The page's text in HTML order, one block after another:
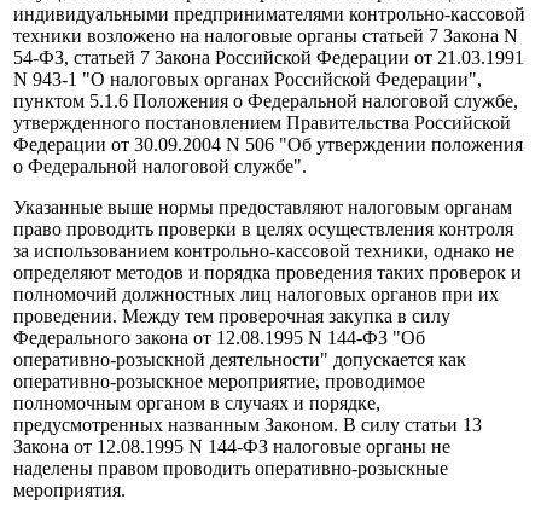
индивидуальными предпринимателями контрольно-кассовой
техники возложено на налоговые органы статьей 7 Закона N
54-ФЗ, статьей 7 Закона Российской Федерации от 21.03.1991
N 943-1 "О налоговых органах Российской Федерации",
пунктом 5.1.6 Положения о Федеральной налоговой службе,
утвержденного постановлением Правительства Российской
Федерации от 30.09.2004 N 506 "Об утверждении положения
о Федеральной налоговой службе".
Указанные выше нормы предоставляют налоговым органам
право проводить проверки в целях осуществления контроля
за использованием контрольно-кассовой техники, однако не
определяют методов и порядка проведения таких проверок и
полномочий должностных лиц налоговых органов при их
проведении. Между тем проверочная закупка в силу
Федерального закона от 12.08.1995 N 144-ФЗ "Об
оперативно-розыскной деятельности" допускается как
оперативно-розыскное мероприятие, проводимое
полномочным органом в случаях и порядке,
предусмотренных названным Законом. В силу статьи 13
Закона от 12.08.1995 N 144-ФЗ налоговые органы не
наделены правом проводить оперативно-розыскные
мероприятия.